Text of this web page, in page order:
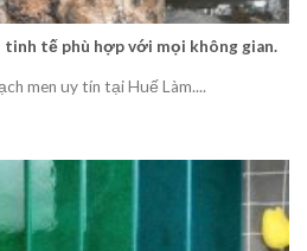
tinh tế phù hợp với mọi không gian.
men uy tín tại Huế Làm....